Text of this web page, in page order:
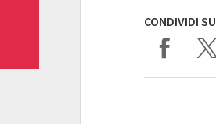
CONDIVIDI SU